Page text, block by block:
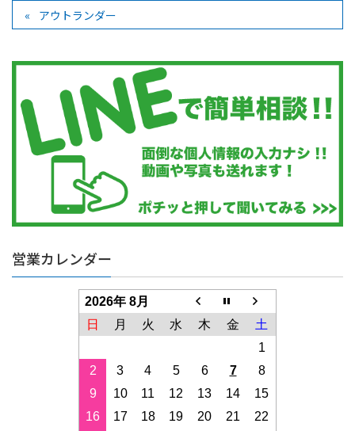
アウトランダー
営業カレンダー
2026年 8月
日
月 火 水 木 金
土
1
2
3 4 5 6 7
8
9
10 11 12 13 14
15
16
17 18 19 20 21
22